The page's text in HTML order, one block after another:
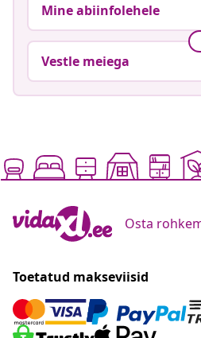
Mine abiinfolehele
Vestle meiega
Osta
Toetatud makseviisid